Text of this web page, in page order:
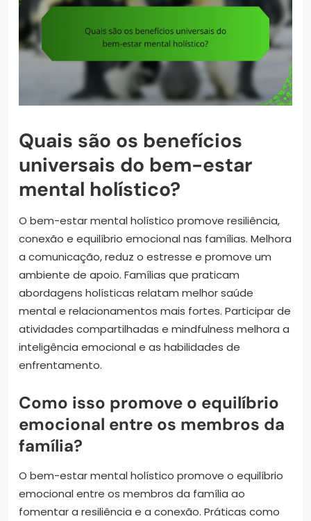
Quais são os benefícios
universais do bem-estar
mental holístico?
O bem-estar mental holístico promove resiliência,
conexão e equilíbrio emocional nas famílias. Melhora
a comunicação, reduz o estresse e promove um
ambiente de apoio. Famílias que praticam
abordagens holísticas relatam melhor saúde
mental e relacionamentos mais fortes. Participar de
atividades compartilhadas e mindfulness melhora a
inteligência emocional e as habilidades de
enfrentamento.
Como isso promove o equilíbrio
emocional entre os membros da
família?
O bem-estar mental holístico promove o equilíbrio
emocional entre os membros da família ao
fomentar a resiliência e a conexão. Práticas como